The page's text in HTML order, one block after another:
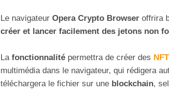
Le navigateur Opera Crypto Browser offrira
créer et lancer facilement des jetons non
La fonctionnalité permettra de créer des NFT
multimédia dans le navigateur, qui rédigera
téléchargera le fichier sur une blockchain,